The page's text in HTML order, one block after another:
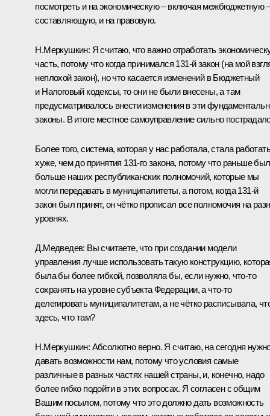
посмотреть и на экономическую – включая межбюджетную –
составляющую, и на правовую.
Н.Меркушкин: Я считаю, что важно отработать
часть, потому что когда принимался 131-й закон (на мой
неплохой закон), но что касается изменений в Бюджетный
и Налоговый кодексы, то они не были внесены, а там
предусматривалось внести изменения в эти
законы. В итоге местное самоуправление сильно
Более того, система, которая у нас работала, стала работать
хуже, чем до принятия 131-го закона, потому что раньше
больше наших республиканских полномочий, которые мы
могли передавать в муниципалитеты, а потом, когда 131-й
закон был принят, он чётко прописал все полномочия на
уровнях.
Д.Медведев: Вы считаете, что при создании модели
управления лучше использовать такую конструкцию,
была бы более гибкой, позволяла бы, если нужно, что‑то
сохранять на уровне субъекта Федерации, а что‑то
делегировать муниципалитетам, а не чётко расписывала,
здесь, что там?
Н.Меркушкин: Абсолютно верно. Я считаю, на сегодня
давать возможности нам, потому что условия самые
различные в разных частях нашей страны, и, конечно, надо
более гибко подойти в этих вопросах. Я согласен с общим
Вашим посылом, потому что это должно дать возможность